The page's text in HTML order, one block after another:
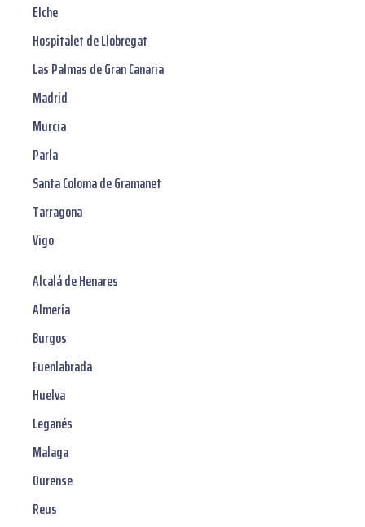
Elche
Hospitalet de Llobregat
Las Palmas de Gran Canaria
Madrid
Murcia
Parla
Santa Coloma de Gramanet
Tarragona
Vigo
Alcalá de Henares
Almería
Burgos
Fuenlabrada
Huelva
Leganés
Malaga
Ourense
Reus